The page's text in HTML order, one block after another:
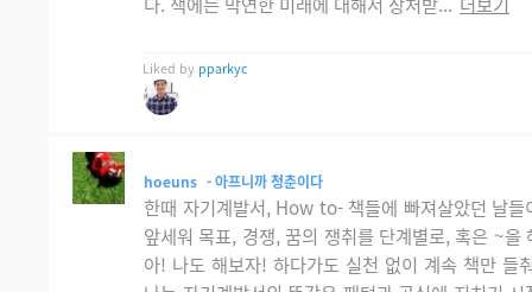
Liked by pparkyc
hoeuns - 아프니까 청춘이다
한때 자기계발서, How to- 책들에 빠져살았던 날
앞세워 목표, 경쟁, 꿈의 쟁취를 단계별로, 혹은 ~
아! 나도 해보자! 하다가도 실천 없이 계속 책만 들